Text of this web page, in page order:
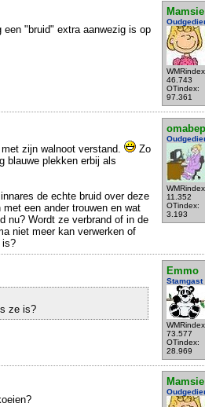
Mamsie
46.743
OTindex:
97.361
"bruid" extra aanwezig is op
omabep
11.352
OTindex:
3.193
zijn walnoot verstand.
Zo
blauwe plekken erbij als
de echte bruid over deze
een ander trouwen en wat
nu? Wordt ze verbrand of in de
niet meer kan verwerken of
is?
Emmo
Stamgast
73.577
OTindex:
28.969
ze is?
Mamsie